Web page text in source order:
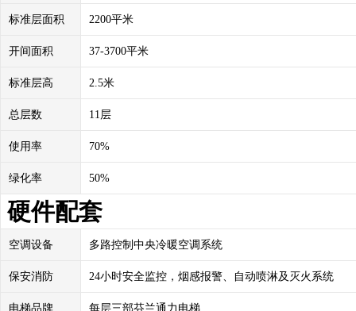
标准层面积 2200平米
开间面积 37-3700平米
标准层高 2.5米
总层数 11层
使用率 70%
绿化率 50%
硬件配套
空调设备 多路控制中央冷暖空调系统
保安消防 24小时安全监控，烟感报警、自动喷淋及灭火系统
电梯品牌 每层三部芬兰通力电梯